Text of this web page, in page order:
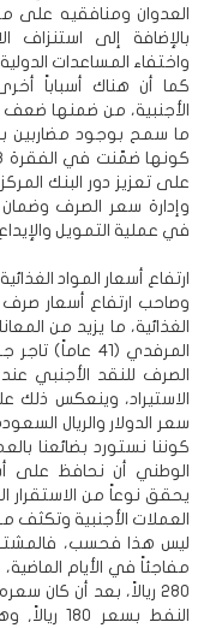
العدوان ومنافقيه على
بالإضافة إلى استنزاف
واختفاء المساعدات
كما أن هناك أسباباً
الأجنبية، من ضمنها ضعف
ما سمح بوجود مضاربين
على تعزيز دور البنك
وإدارة سعر الصرف وضمان
في عملية التمويل
ارتفاع أسعار المواد
وصاحب ارتفاع أسعار صرف
الغذائية، ما يزيد من
المرفدي (41
الصرف للنقد الأجنبي
الاستيراد، وينعكس ذلك
سعر الدولار والريال
كوننا نستورد بضائعنا
الوطني أن نحافظ على
يحقق نوعاً من الاستقرار
العملات الأجنبية وتكثف
ليس هذا فحسب،
مفاجئاً في الأيام
النفط